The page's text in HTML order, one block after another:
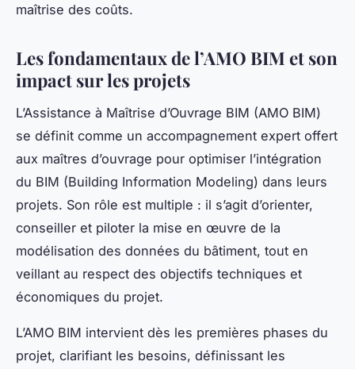
maîtrise des coûts.
Les fondamentaux de l’AMO BIM et son
impact sur les projets
L’Assistance à Maîtrise d’Ouvrage BIM (AMO BIM)
se définit comme un accompagnement expert offert
aux maîtres d’ouvrage pour optimiser l’intégration
du BIM (Building Information Modeling) dans leurs
projets. Son rôle est multiple : il s’agit d’orienter,
conseiller et piloter la mise en œuvre de la
modélisation des données du bâtiment, tout en
veillant au respect des objectifs techniques et
économiques du projet.
L’AMO BIM intervient dès les premières phases du
projet, clarifiant les besoins, définissant les